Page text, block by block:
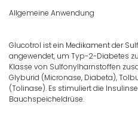
Allgemeine Anwendung
Glucotrol ist ein Medikament der
angewendet, um Typ-2-Diabetes
Klasse von Sulfonylharnstoffen
Glyburid (Micronase, Diabeta),
(Tolinase). Es stimuliert die
Bauchspeicheldrüse.